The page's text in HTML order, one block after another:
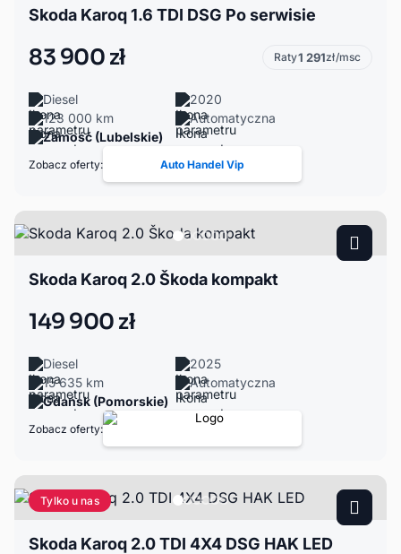
Skoda Karoq 1.6 TDI DSG Po serwisie
83 900 zł Raty1 291zł/msc
Diesel
2020
123 000 km
Automatyczna
Zamość (Lubelskie)
Zobacz oferty: Auto Handel Vip
Skoda Karoq 2.0 Škoda kompakt
149 900 zł
Diesel
2025
15 635 km
Automatyczna
Gdańsk (Pomorskie)
Zobacz oferty:
Tylko u nas
Skoda Karoq 2.0 TDI 4X4 DSG HAK LED